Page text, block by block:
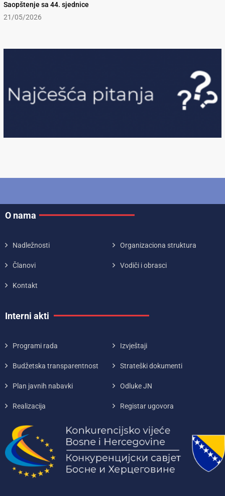
Saopštenje sa 44. sjednice
21/05/2026
O nama
Nadležnosti Organizaciona struktura
Članovi Vodiči i obrasci
Kontakt
Interni akti
Programi rada Izvještaji
Budžetska transparentnost Strateški dokumenti
Plan javnih nabavki Odluke JN
Realizacija Registar ugovora